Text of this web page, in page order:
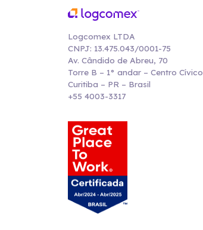
Logcomex LTDA
CNPJ: 13.475.043/0001-75
Av. Cândido de Abreu, 70
Torre B – 1° andar – Centro Cívico
Curitiba – PR – Brasil
+55 4003-3317